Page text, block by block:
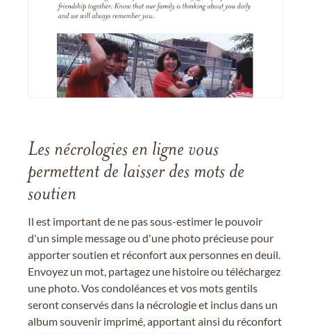
Les nécrologies en ligne vous
permettent de laisser des mots de
soutien
Il est important de ne pas sous-estimer le pouvoir
d'un simple message ou d'une photo précieuse pour
apporter soutien et réconfort aux personnes en deuil.
Envoyez un mot, partagez une histoire ou téléchargez
une photo. Vos condoléances et vos mots gentils
seront conservés dans la nécrologie et inclus dans un
album souvenir imprimé, apportant ainsi du réconfort